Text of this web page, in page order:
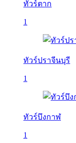
ทัวร์ตาก
1
ทัวร์ปราจีนบุรี
1
ทัวร์บึงกาฬ
1